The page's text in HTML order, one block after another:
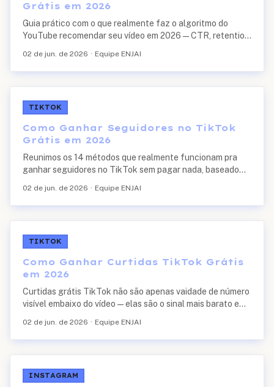
Grátis em 2026
Guia prático com o que realmente faz o algoritmo do
YouTube recomendar seu vídeo em 2026 — CTR, retention,
pedidos de views todo mês.
02 de jun. de 2026 · Equipe ENJAI
TIKTOK
Como Ganhar Seguidores no TikTok
Grátis em 2026
Reunimos os 14 métodos que realmente funcionam pra
ganhar seguidores no TikTok sem pagar nada, baseado
na ENJAI. Cobrimos o que o algoritmo prioriza em 2026, o
que evitar e quando vale combinar grátis com pago.
02 de jun. de 2026 · Equipe ENJAI
TIKTOK
Como Ganhar Curtidas TikTok Grátis
em 2026
Curtidas grátis TikTok não são apenas vaidade de número
visível embaixo do vídeo — elas são o sinal mais barato e
um vídeo merece sair do limbo...
02 de jun. de 2026 · Equipe ENJAI
INSTAGRAM